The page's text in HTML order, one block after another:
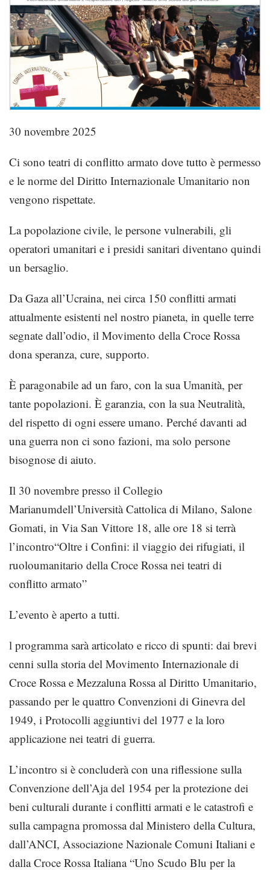
30 novembre 2025
Ci sono teatri di conflitto armato dove tutto è permesso
e le norme del Diritto Internazionale Umanitario non
vengono rispettate.
La popolazione civile, le persone vulnerabili, gli
operatori umanitari e i presidi sanitari diventano quindi
un bersaglio.
Da Gaza all’Ucraina, nei circa 150 conflitti armati
attualmente esistenti nel nostro pianeta, in quelle terre
segnate dall’odio, il Movimento della Croce Rossa
dona speranza, cure, supporto.
È paragonabile ad un faro, con la sua Umanità, per
tante popolazioni. È garanzia, con la sua Neutralità,
del rispetto di ogni essere umano. Perché davanti ad
una guerra non ci sono fazioni, ma solo persone
bisognose di aiuto.
Il 30 novembre presso il Collegio
Marianumdell’Università Cattolica di Milano, Salone
Gomati, in Via San Vittore 18, alle ore 18 si terrà
l’incontro“Oltre i Confini: il viaggio dei rifugiati, il
ruoloumanitario della Croce Rossanei teatri di
conflitto armato”
L’evento è aperto a tutti.
l programma saràarticolato e ricco di spunti: dai brevi
cenni sulla storia del Movimento Internazionale di
Croce Rossa e Mezzaluna Rossa al Diritto Umanitario,
passando per le quattro Convenzioni di Ginevra del
1949, i Protocolli aggiuntivi del 1977 e la loro
applicazione nei teatri di guerra.
L’incontro si è concluderàcon una riflessione sulla
Convenzione dell’Aja del 1954 per la protezione dei
beni culturali durante i conflitti armati e le catastrofi e
sulla campagna promossa dal Ministero dellaCultura,
dall’ANCI, Associazione Nazionale Comuni Italiani e
dallaCroce Rossa Italiana“Uno Scudo Blu per la